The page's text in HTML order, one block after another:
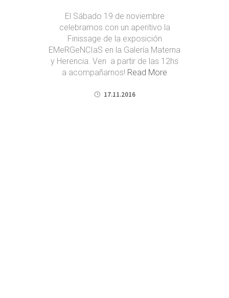
El Sábado 19 de noviembre
celebramos con un aperitivo la
Finissage de la exposición
EMeRGeNCIaS en la Galería Materna
y Herencia. Ven a partir de las 12hs
a acompañarnos! Read More
17.11.2016